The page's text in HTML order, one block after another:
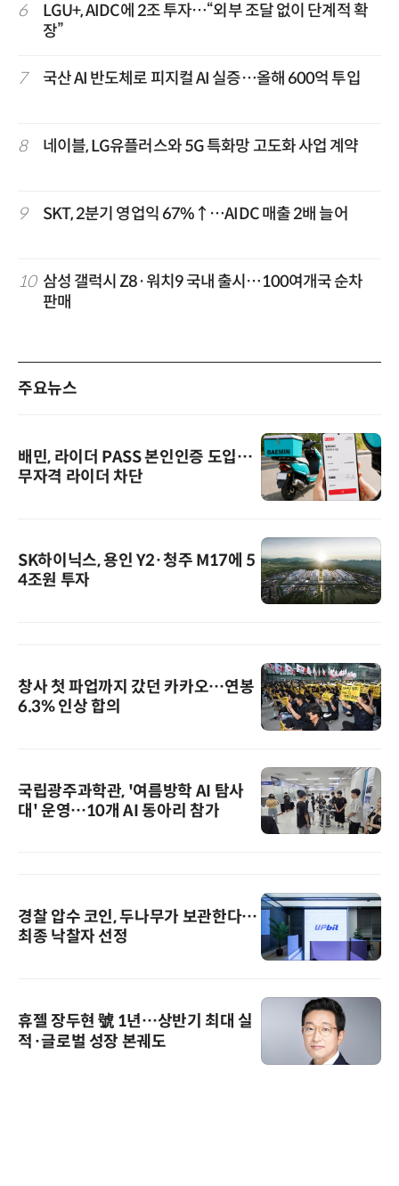
6
LGU+, AIDC에 2조 투자…“외부 조달 없이 단계적 확
장”
7 국산 AI 반도체로 피지컬 AI 실증…올해 600억 투입
8 네이블, LG유플러스와 5G 특화망 고도화 사업 계약
9 SKT, 2분기 영업익 67%↑…AIDC 매출 2배 늘어
10 삼성 갤럭시 Z8·워치9 국내 출시…100여개국 순차
판매
주요뉴스
배민, 라이더 PASS 본인인증 도입…
무자격 라이더 차단
SK하이닉스, 용인 Y2·청주 M17에 5
4조원 투자
창사 첫 파업까지 갔던 카카오…연봉
6.3% 인상 합의
국립광주과학관, '여름방학 AI 탐사
대' 운영…10개 AI 동아리 참가
경찰 압수 코인, 두나무가 보관한다…
최종 낙찰자 선정
휴젤 장두현 號 1년…상반기 최대 실
적·글로벌 성장 본궤도